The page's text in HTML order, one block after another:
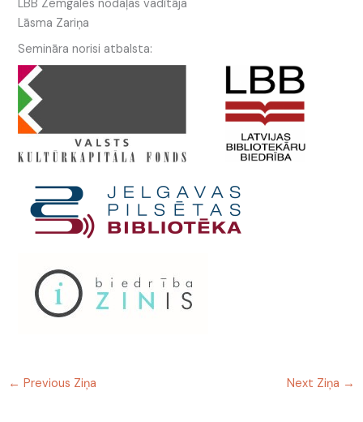
LBB Zemgales nodaļas vadītāja
Lāsma Zariņa
Semināra norisi atbalsta:
← Previous Ziņa Next Ziņa →